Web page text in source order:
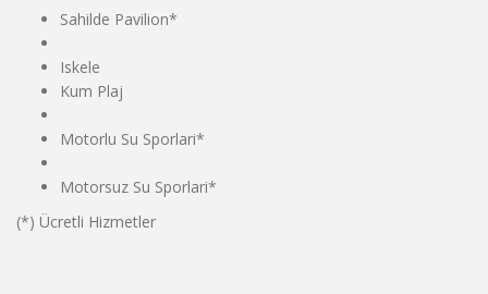
Sahilde Pavilion*
Iskele
Kum Plaj
Motorlu Su Sporlari*
Motorsuz Su Sporlari*
(*) Ücretli Hizmetler